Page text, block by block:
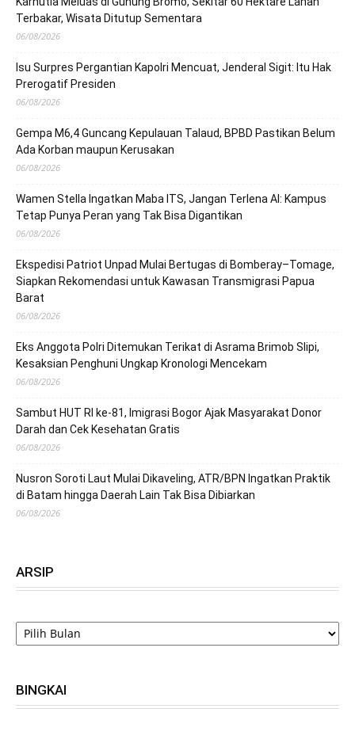
Terbakar, Wisata Ditutup Sementara
06/08/2026
Isu Surpres Pergantian Kapolri Mencuat, Jenderal Sigit: Itu Hak
Prerogatif Presiden
06/08/2026
Gempa M6,4 Guncang Kepulauan Talaud, BPBD Pastikan Belum
Ada Korban maupun Kerusakan
06/08/2026
Wamen Stella Ingatkan Maba ITS, Jangan Terlena AI: Kampus
Tetap Punya Peran yang Tak Bisa Digantikan
06/08/2026
Ekspedisi Patriot Unpad Mulai Bertugas di Bomberay–Tomage,
Siapkan Rekomendasi untuk Kawasan Transmigrasi Papua
Barat
06/08/2026
Eks Anggota Polri Ditemukan Terikat di Asrama Brimob Slipi,
Kesaksian Penghuni Ungkap Kronologi Mencekam
06/08/2026
Sambut HUT RI ke-81, Imigrasi Bogor Ajak Masyarakat Donor
Darah dan Cek Kesehatan Gratis
06/08/2026
Nusron Soroti Laut Mulai Dikaveling, ATR/BPN Ingatkan Praktik
di Batam hingga Daerah Lain Tak Bisa Dibiarkan
06/08/2026
ARSIP
ARSIP
BINGKAI